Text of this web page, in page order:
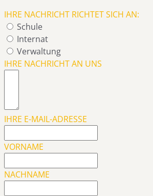
IHRE NACHRICHT RICHTET SICH AN:
Schule
Internat
Verwaltung
IHRE NACHRICHT AN UNS
IHRE E-MAIL-ADRESSE
VORNAME
NACHNAME